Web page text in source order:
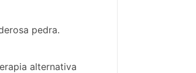
pedra.
alternativa